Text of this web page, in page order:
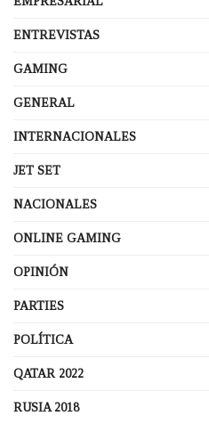
ENTREVISTAS
GAMING
GENERAL
INTERNACIONALES
JET SET
NACIONALES
ONLINE GAMING
OPINIÓN
PARTIES
POLÍTICA
QATAR 2022
RUSIA 2018